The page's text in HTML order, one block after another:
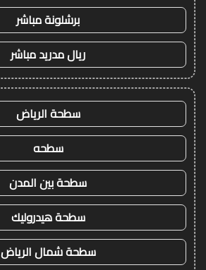
برشلونة مباشر
ريال مدريد مباشر
سطحة الرياض
سطحه
سطحة بين المدن
سطحة هيدروليك
سطحة شمال الرياض